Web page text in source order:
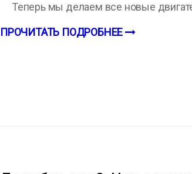
Теперь мы делаем все новые
ПРОЧИТАТЬ ПОДРОБНЕЕ